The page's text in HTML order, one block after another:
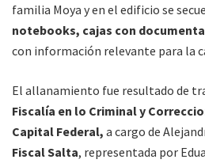
familia Moya y en el edificio se
notebooks, cajas con
con información relevante para la
El allanamiento fue resultado de
Fiscalía en lo Criminal y
Capital Federal, a cargo de
Fiscal Salta, representada por